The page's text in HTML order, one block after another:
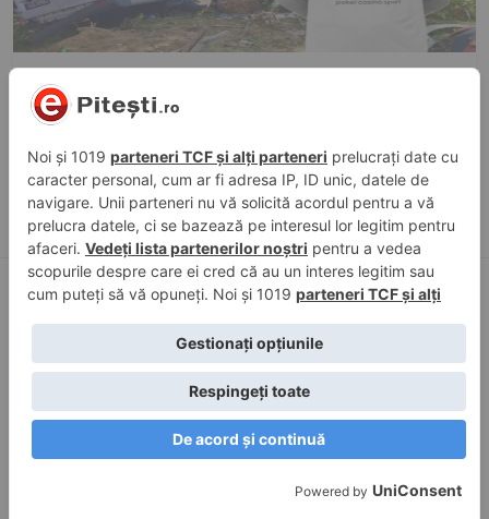
31 iul. 2026, 11:40
Constantin Covaciu a murit în accidentul de
infarct la volan
Pagini
Acasă
Contact
Politică de confidențialitate
Zone
Curtea de Argeș
Pitești
Costești
Mioveni
Câmpulung